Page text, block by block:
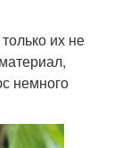
их не
немного